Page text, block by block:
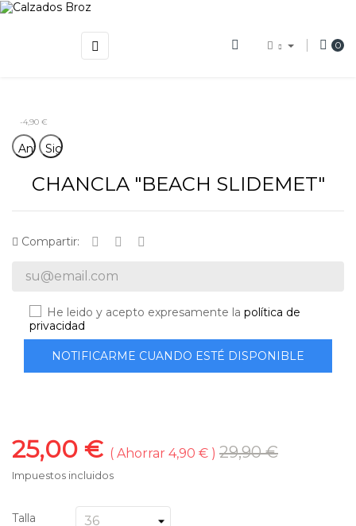
Navegación
de
☰ 0
-4,90 €
AnteriorSiguiente
CHANCLA "BEACH SLIDEMET"
Compartir:
He leido y acepto expresamente lapolítica de
privacidad
NOTIFICARME CUANDO ESTÉ DISPONIBLE
25,00 € Ahorrar 4,90 € 29,90 €
Impuestos incluidos
Talla